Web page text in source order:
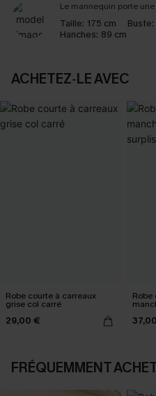
Le mannequin porte
Taille: 175 cm Buste:
Hanches: 89 cm
ACHETEZ‑LE AVEC
Robe courte à carreaux
grise col carré
29,00 €
Robe
FRÉQUEMMENT